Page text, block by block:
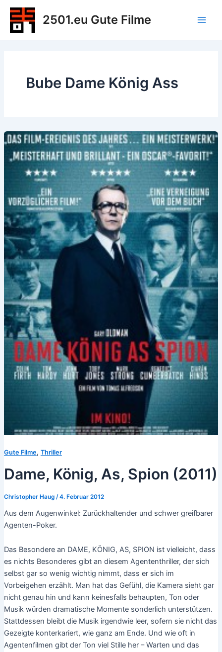
Zum
Inhalt
springen
2501.eu Gute Filme
Bube Dame König Ass
Gute Filme, Thriller
Dame, König, As, Spion (2011)
Christopher Haug /4. Februar 2012
Aus dem Augenwinkel: Zurückhaltender und schwer greifbarer
Agenten-Poker.
Das Besondere an DAME, KÖNIG, AS, SPION ist vielleicht, dass
es nichts Besonderes gibt an diesem Agententhriller, der sich
selbst gar so wenig wichtig nimmt, dass er sich im
Vorbeigehen erzählt. Man hat das Gefühl, die Kamera sieht gar
nicht genau hin und kann keinesfalls behaupten, Ton oder
Musik würden dramatische Momente sonderlich unterstützen.
Stattdessen bleibt die Musik irgendwie leer, sofern sie nicht das
Gezeigte konterkariert, wie ganz am Ende. Und wie oft in
Agentenfilmen gibt der Ton viel Stille her – Warten und das